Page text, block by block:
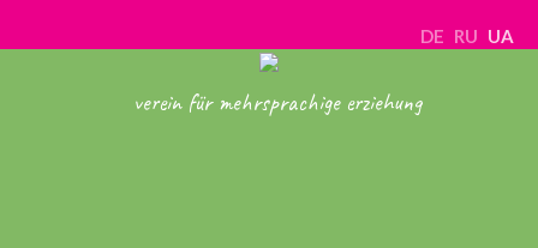
DE RU UA
verein für mehrsprachige erziehung